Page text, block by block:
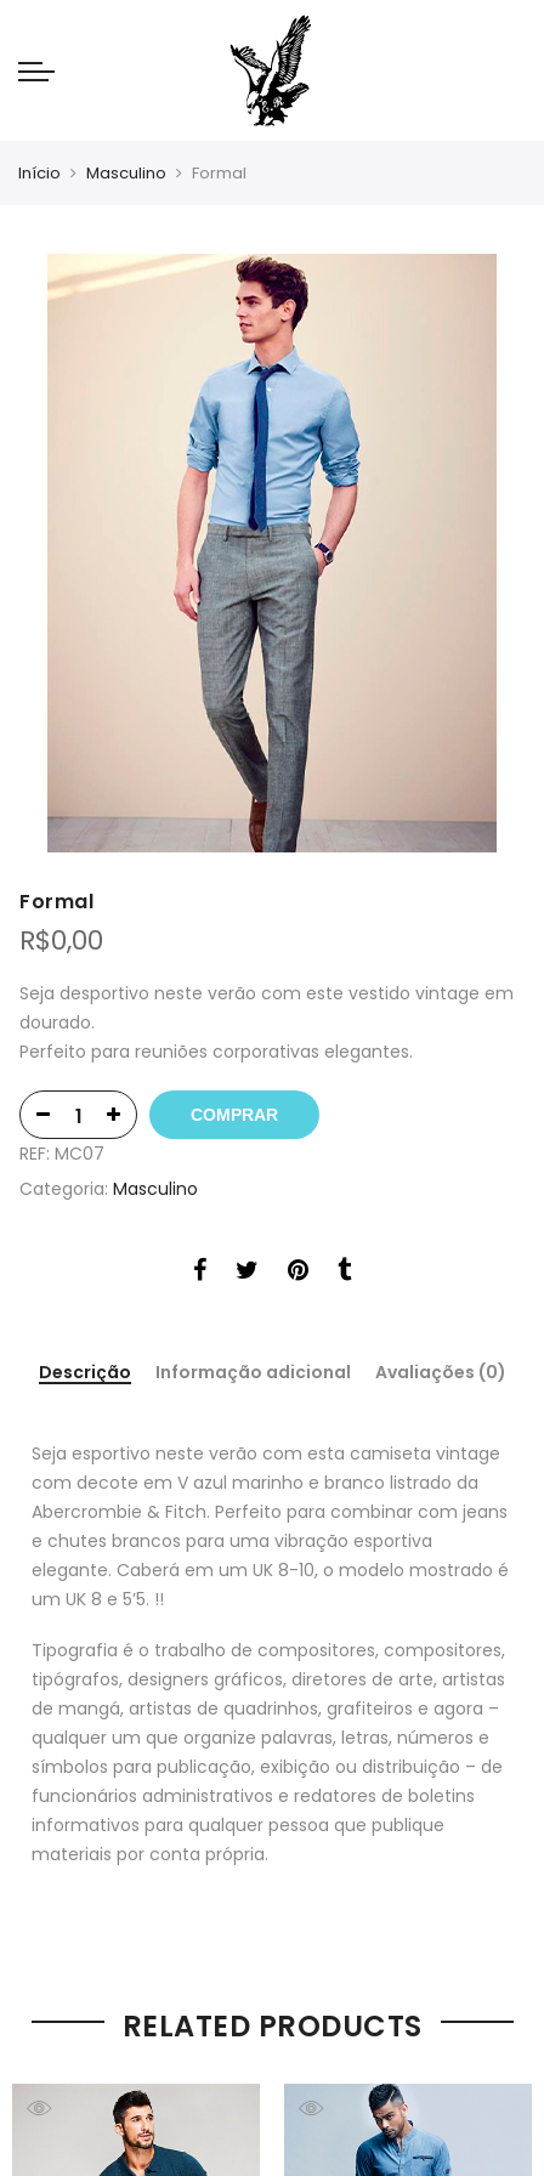
Início Masculino Formal
Formal
R$0,00
Seja desportivo neste verão com este vestido vintage em
dourado.
Perfeito para reuniões corporativas elegantes.
COMPRAR
REF: MC07
Categoria: Masculino
Descrição Informação adicional Avaliações (0)
Seja esportivo neste verão com esta camiseta vintage
com decote em V azul marinho e branco listrado da
Abercrombie & Fitch. Perfeito para combinar com jeans
e chutes brancos para uma vibração esportiva
elegante. Caberá em um UK 8-10, o modelo mostrado é
um UK 8 e 5’5. !!
Tipografia é o trabalho de compositores, compositores,
tipógrafos, designers gráficos, diretores de arte, artistas
de mangá, artistas de quadrinhos, grafiteiros e agora –
qualquer um que organize palavras, letras, números e
símbolos para publicação, exibição ou distribuição – de
funcionários administrativos e redatores de boletins
informativos para qualquer pessoa que publique
materiais por conta própria.
RELATED PRODUCTS